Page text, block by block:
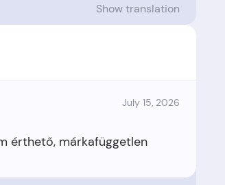
Show translation
July 15, 2026
érthető, márkafüggetlen